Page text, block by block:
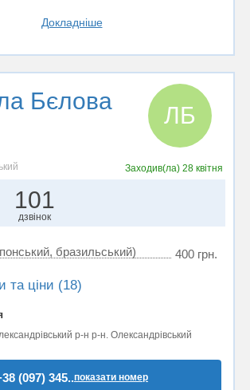
Докладніше
Бєлова
ЛБ
Заходив(ла)28 квітня
101
дзвінок
бразильський) 400 грн.
та ціни (18)
р-н р-н. Олександрівський
(097) 345..показати номер